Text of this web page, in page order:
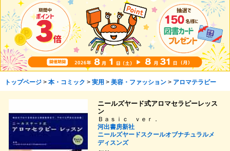
トップページ> 本・コミック > 実用 > 美容・ファッション> アロマテラピー
ニールズヤード式アロマセラピーレッス
ン
Ｂａｓｉｃ ｖｅｒ．
河出書房新社
ニールズヤードスクールオブナチュラルメ
ディスンズ